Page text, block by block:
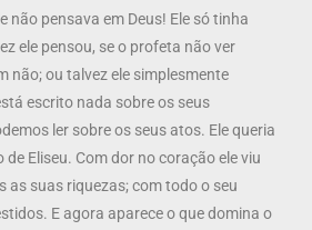
não pensava em Deus! Ele só tinha
ele pensou, se o profeta não ver
não; ou talvez ele simplesmente
escrito nada sobre os seus
ler sobre os seus atos. Ele queria
Eliseu. Com dor no coração ele viu
as suas riquezas; com todo o seu
E agora aparece o que domina o